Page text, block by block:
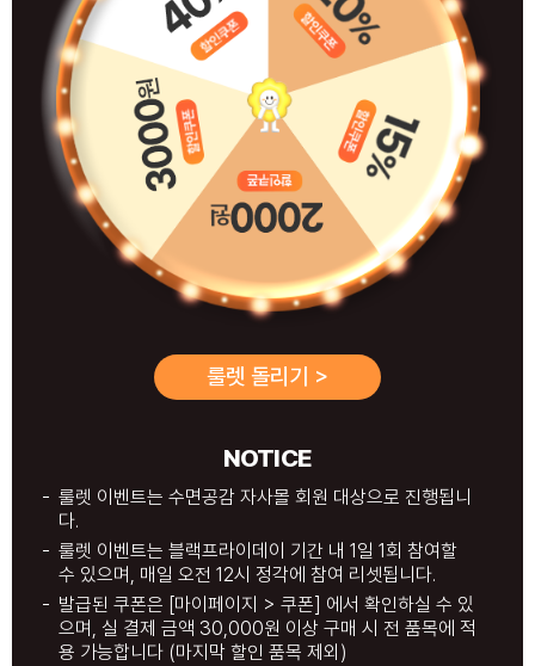
룰렛 돌리기 >
NOTICE
룰렛 이벤트는 수면공감 자사몰 회원 대상으로 진행됩니
다.
룰렛 이벤트는 블랙프라이데이 기간 내 1일 1회 참여할
수 있으며, 매일 오전 12시 정각에 참여 리셋됩니다.
발급된 쿠폰은 [마이페이지 > 쿠폰] 에서 확인하실 수 있
으며, 실 결제 금액 30,000원 이상 구매 시 전 품목에 적
용 가능합니다 (마지막 할인 품목 제외)